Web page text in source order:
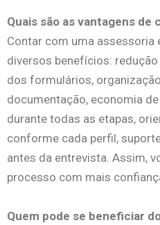
Quais são as vantagens
Contar com uma assessoria
diversos benefícios: r
dos formulários, o
documentação, economia
durante todas as etapas, o
conforme cada perfil, s
antes da entrevista. Assim,
processo com mais
Quem pode se beneficiar